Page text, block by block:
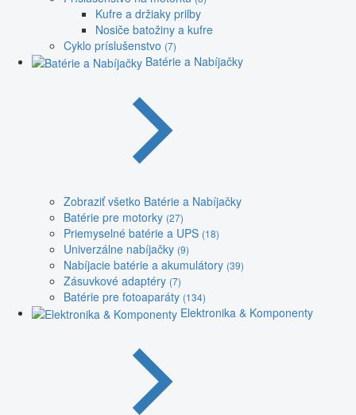
Kufre a držiaky prilby
Nosiče batožiny a kufre
Cyklo príslušenstvo (7)
Batérie a Nabíjačky
Zobraziť všetko Batérie a Nabíjačky
Batérie pre motorky (27)
Priemyselné batérie a UPS (18)
Univerzálne nabíjačky (9)
Nabíjacie batérie a akumulátory (39)
Zásuvkové adaptéry (7)
Batérie pre fotoaparáty (134)
Elektronika & Komponenty